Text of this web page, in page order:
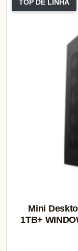
TOP DE LINHA
Mini
1TB+